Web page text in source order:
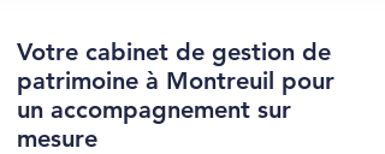
Votre cabinet de gestion de
patrimoine à Montreuil pour
un accompagnement sur
mesure